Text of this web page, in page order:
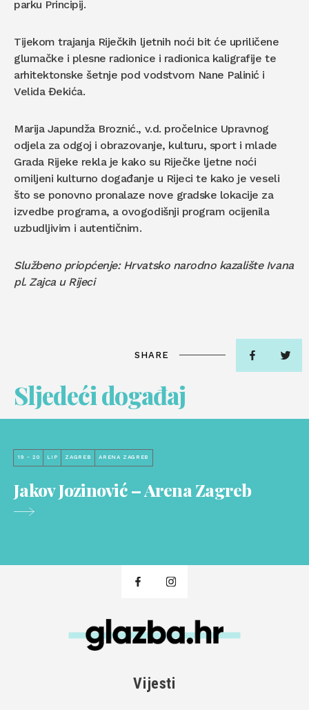
parku Principij.
Tijekom trajanja Riječkih ljetnih noći bit će upriličene
glumačke i plesne radionice i radionica kaligrafije te
arhitektonske šetnje pod vodstvom Nane Palinić i
Velida Đekića.
Marija Japundža Broznić., v.d. pročelnice Upravnog
odjela za odgoj i obrazovanje, kulturu, sport i mlade
Grada Rijeke rekla je kako su Riječke ljetne noći
omiljeni kulturno događanje u Rijeci te kako je veseli
što se ponovno pronalaze nove gradske lokacije za
izvedbe programa, a ovogodišnji program ocijenila
uzbudljivim i autentičnim.
Službeno priopćenje: Hrvatsko narodno kazalište Ivana
pl. Zajca u Rijeci
SHARE
Sljedeći događaj
19 - 20 LIP ZAGREB ARENA ZAGREB
Jakov Jozinović – Arena Zagreb
Vijesti